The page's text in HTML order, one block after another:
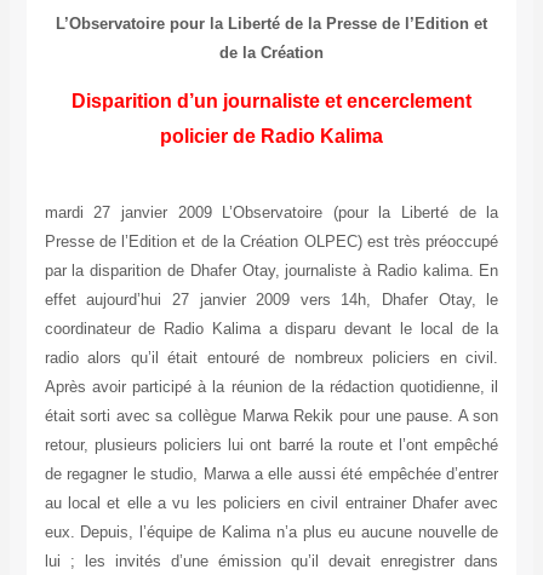
L’Observatoire pour la Liberté de la Presse de l’Edition et
de la Création
Disparition d’un journaliste et encerclement
policier de Radio Kalima
mardi 27 janvier 2009 L’Observatoire (pour la Liberté de la
Presse de l’Edition et de la Création OLPEC) est très préoccupé
par la disparition de Dhafer Otay, journaliste à Radio kalima. En
effet aujourd’hui 27 janvier 2009 vers 14h, Dhafer Otay, le
coordinateur de Radio Kalima a disparu devant le local de la
radio alors qu’il était entouré de nombreux policiers en civil.
Après avoir participé à la réunion de la rédaction quotidienne, il
était sorti avec sa collègue Marwa Rekik pour une pause. A son
retour, plusieurs policiers lui ont barré la route et l’ont empêché
de regagner le studio, Marwa a elle aussi été empêchée d’entrer
au local et elle a vu les policiers en civil entrainer Dhafer avec
eux. Depuis, l’équipe de Kalima n’a plus eu aucune nouvelle de
lui ; les invités d’une émission qu’il devait enregistrer dans